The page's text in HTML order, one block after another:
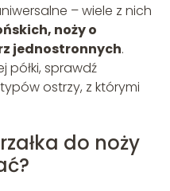
– wiele z nich
noży o
jednostronnych.
półki, sprawdź
ostrzy, z którymi
do noży